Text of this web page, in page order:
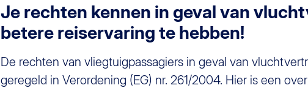
Je rechten kennen in geval van
betere reiservaring te hebben!
De rechten van vliegtuigpassagiers in geval van
geregeld in Verordening (EG) nr. 261/2004. Hier is een